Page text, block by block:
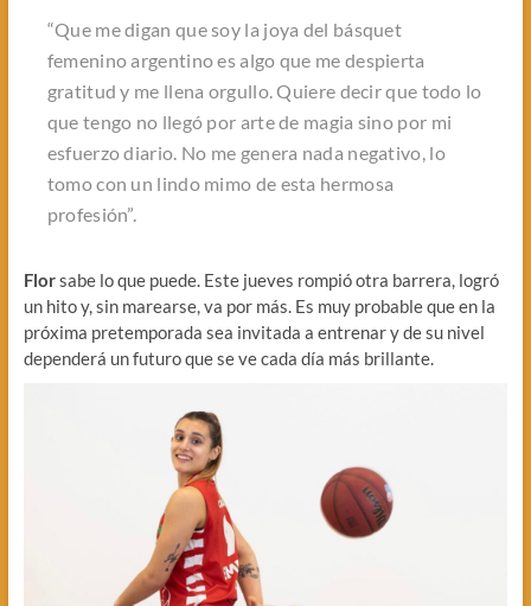
“Que me digan que soy la joya del básquet
femenino argentino es algo que me despierta
gratitud y me llena orgullo. Quiere decir que todo lo
que tengo no llegó por arte de magia sino por mi
esfuerzo diario. No me genera nada negativo, lo
tomo con un lindo mimo de esta hermosa
profesión”.
Florsabe lo que puede. Este jueves rompió otra barrera, logró
un hito y, sin marearse, va por más. Es muy probable que en la
próxima pretemporada sea invitada a entrenar y de su nivel
dependerá un futuro que se ve cada día más brillante.